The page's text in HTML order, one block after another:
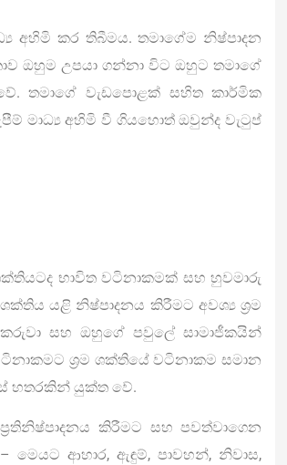
අහිමි කර තිබීමය. තමාගේම නිෂ්පාදන
ඔහුම උපයා ගන්නා විට ඔහුට තමාගේ
තමාගේ වැඩපොළක් සහිත කාර්මික
මාධ්‍ය අහිමි වී ගියහොත් ඔවුන්ද වැටුප්
භාවිත වටිනාකමක් සහ හුවමාරු
යළි නිෂ්පාදනය කිරීමට අවශ්‍ය ශ්‍රම
සහ ඔහුගේ පවුලේ සාමාජීකයින්
ශ්‍රම ශක්තියේ වටිනාකම සමාන
හතරකින් යුක්ත වේ.
කිරීමට සහ පවත්වාගෙන
මෙයට ආහාර, ඇඳුම්, පාවහන්, නිවාස,